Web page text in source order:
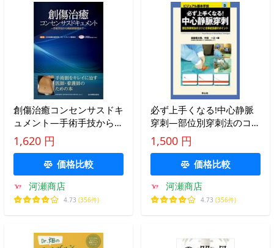
創傷治癒コンセンサスドキ
ュメント―手術手技から周
術期管理まで―
1,620 円
価格比較
河瀬商店
4.73 (356件)
必ず上手くなる!中心静脈
穿刺―部位別穿刺法のコツ
と合併症回避のポイント
(ビジュアル基本手技 5)
1,500 円
価格比較
河瀬商店
4.73 (356件)